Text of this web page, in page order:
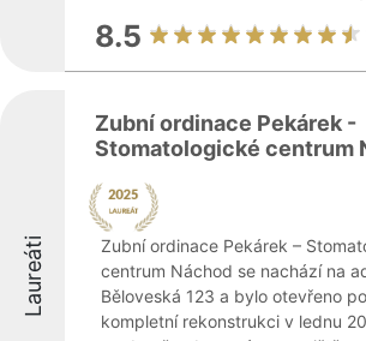
8.5
Laureáti
Zubní ordinace Pekárek -
Stomatologické centrum
Zubní ordinace Pekárek –
centrum Náchod se nachází na
Běloveská 123 a bylo otevřeno po
kompletní rekonstrukci v lednu